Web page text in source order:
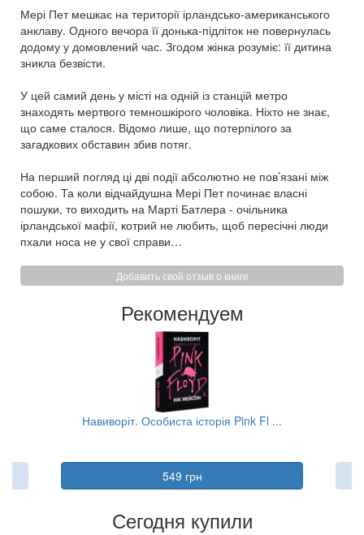
Мері Пет мешкає на території ірландсько-американського
анклаву. Одного вечора її донька-підліток не повернулась
додому у домовлений час. Згодом жінка розуміє: її дитина
зникла безвісти.
У цей самий день у місті на одній із станцій метро
знаходять мертвого темношкірого чоловіка. Ніхто не знає,
що саме сталося. Відомо лише, що потерпілого за
загадкових обставин збив потяг.
На перший погляд ці дві події абсолютно не пов’язані між
собою. Та коли відчайдушна Мері Пет починає власні
пошуки, то виходить на Марті Батлера - очільника
ірландської мафії, котрий не любить, щоб пересічні люди
пхали носа не у свої справи…
Добавить свой отзыв о книге
Рекомендуем
Навиворіт. Особиста історія Pink Fl ...
549 грн
Сегодня купили